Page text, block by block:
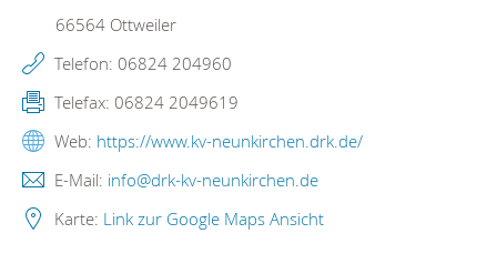
66564 Ottweiler
Telefon: 06824 204960
Telefax: 06824 2049619
Web: https://www.kv-neunkirchen.drk.de/
E-Mail: info@drk-kv-neunkirchen.de
Karte: Link zur Google Maps Ansicht